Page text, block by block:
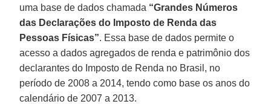
uma base de dados chamada “Grandes Números
das Declarações do Imposto de Renda das
Pessoas Físicas”. Essa base de dados permite o
acesso a dados agregados de renda e patrimônio dos
declarantes do Imposto de Renda no Brasil, no
período de 2008 a 2014, tendo como base os anos do
calendário de 2007 a 2013.